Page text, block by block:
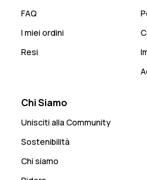
FAQ
I miei ordini
Resi
Chi Siamo
Unisciti alla Community
Sostenibilità
Chi siamo